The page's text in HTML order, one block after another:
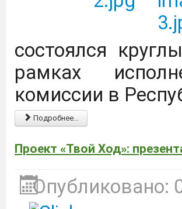
Дагестанский
имени М.М.
2027 года в
национального
обеспечение
предприятий
состоялся
рамках
комиссии в
Подробнее...
Проект «Твой Ход»:
Опубликовано: